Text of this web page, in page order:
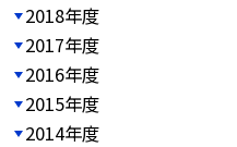
2018年度
2017年度
2016年度
2015年度
2014年度